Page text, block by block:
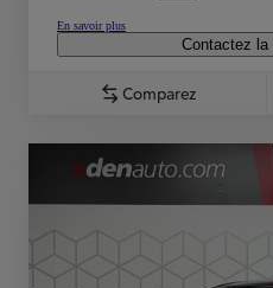
En savoir plus
Contactez la
Comparez